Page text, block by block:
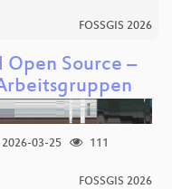
FOSSGIS 2026
Open Source –
2026-03-25
111
FOSSGIS 2026